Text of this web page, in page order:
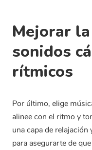
Mejorar
sonidos
rítmicos
Por último, elige
alinee con el ritmo y
una capa de relajación
para asegurarte de